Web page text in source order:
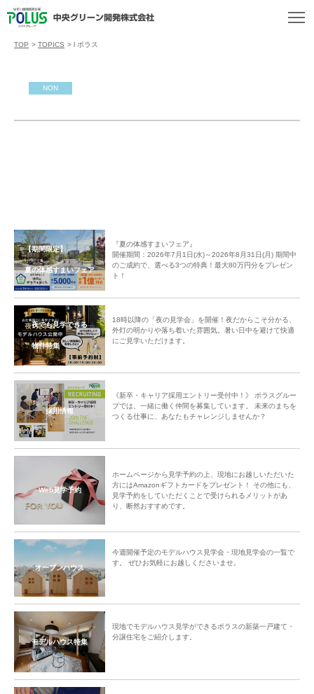
TOP > TOPICS > l ポラス
NON
【期間限定】
夏の体感すまいフェア
『夏の体感すまいフェア』
開催期間：2026年7月1日(水)～2026年8月31日(月) 期間中
のご成約で、選べる3つの特典！最大80万円分をプレゼン
ト！
夜でも見学できる
物件特集
18時以降の「夜の見学会」を開催！夜だからこそ分かる、
外灯の明かりや落ち着いた雰囲気。暑い日中を避けて快適
にご見学いただけます。
採用情報
《新卒・キャリア採用エントリー受付中！》 ポラスグルー
プでは、一緒に働く仲間を募集しています。 未来のまちを
つくる仕事に、あなたもチャレンジしませんか？
Web見学予約
ホームページから見学予約の上、現地にお越しいただいた
方にはAmazonギフトカードをプレゼント！ その他にも、
見学予約をしていただくことで受けられるメリットがあ
り、断然おすすめです。
オープンハウス
今週開催予定のモデルハウス見学会・現地見学会の一覧で
す。 ぜひお気軽にお越しくださいませ。
モデルハウス特集
現地でモデルハウス見学ができるポラスの新築一戸建て・
分譲住宅をご紹介します。